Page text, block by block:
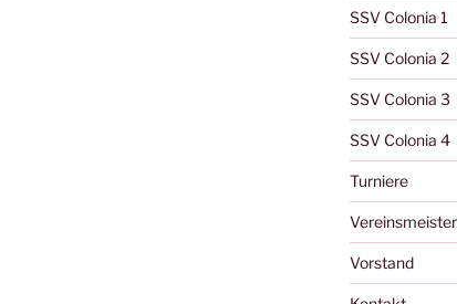
SSV Colonia 1
SSV Colonia 2
SSV Colonia 3
SSV Colonia 4
Turniere
Vereinsmeister
Vorstand